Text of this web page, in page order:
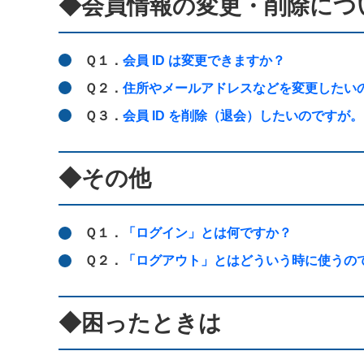
◆会員情報の変更・削除につ
Ｑ１． 会員 ID は変更できますか？
Ｑ２． 住所やメールアドレスなどを変更したい
Ｑ３． 会員 ID を削除（退会）したいのですが。
◆その他
Ｑ１．
「ログイン」とは何ですか？
Ｑ２．
「ログアウト」とはどういう時に使うの
◆困ったときは